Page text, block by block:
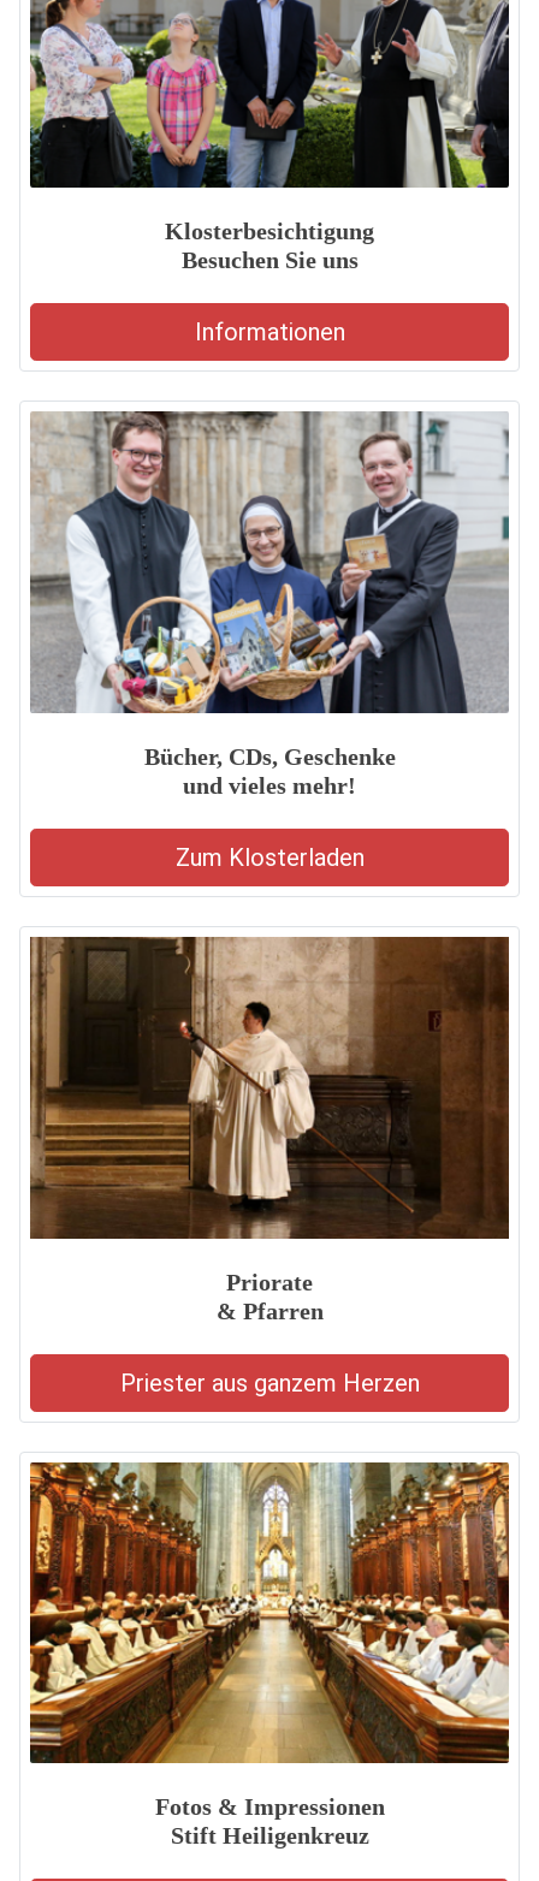
Klosterbesichtigung
Besuchen Sie uns
Informationen
Bücher, CDs, Geschenke
und vieles mehr!
Zum Klosterladen
Priorate
& Pfarren
Priester aus ganzem Herzen
Fotos & Impressionen
Stift Heiligenkreuz